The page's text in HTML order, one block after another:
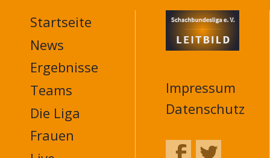
MAIN
NAVIGATION
FOOTER
Startseite
News
Ergebnisse
Teams
Die Liga
Frauen
Impressum
Datenschutz